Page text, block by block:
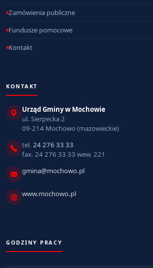
Zamówienia publiczne
Fundusze pomocowe
Kontakt
KONTAKT
Urząd Gminy w Mochowie
ul. Sierpecka 2
09-214 Mochowo (mazowieckie)
tel. 24 276 33 33
fax. 24 276 33 33 wew. 221
gmina@mochowo.pl
www.mochowo.pl
GODZINY PRACY